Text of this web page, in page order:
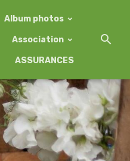
Album photos
Association
ASSURANCES